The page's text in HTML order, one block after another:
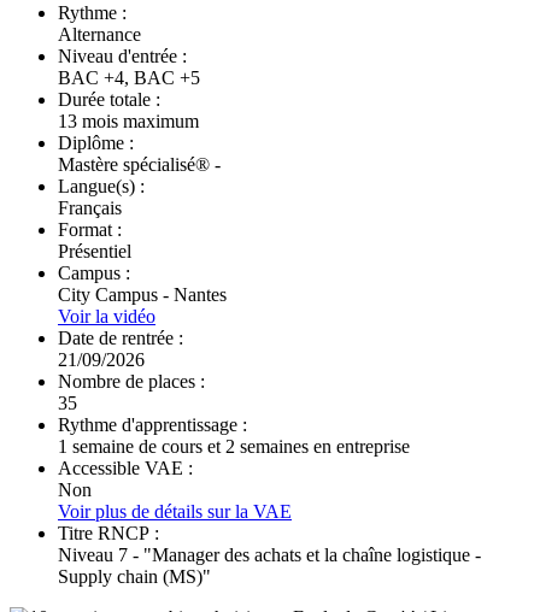
Rythme :
Alternance
Niveau d'entrée :
BAC +4, BAC +5
Durée totale :
13 mois maximum
Diplôme :
Mastère spécialisé® -
Langue(s) :
Français
Format :
Présentiel
Campus :
City Campus - Nantes
Voir la vidéo
Date de rentrée :
21/09/2026
Nombre de places :
35
Rythme d'apprentissage :
1 semaine de cours et 2 semaines en entreprise
Accessible VAE :
Non
Voir plus de détails sur la VAE
Titre RNCP :
Niveau 7 - "Manager des achats et la chaîne logistique -
Supply chain (MS)"